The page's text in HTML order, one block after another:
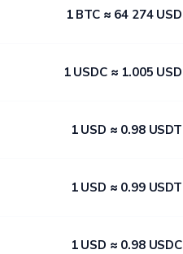
1​ BTC ≈ 6​4​ 2​7​4​ USD
1​ USDC ≈ 1​.0​0​5​ USD
1​ USD ≈ 0​.9​8​ USDT
1​ USD ≈ 0​.9​9​ USDT
1​ USD ≈ 0​.9​8​ USDC